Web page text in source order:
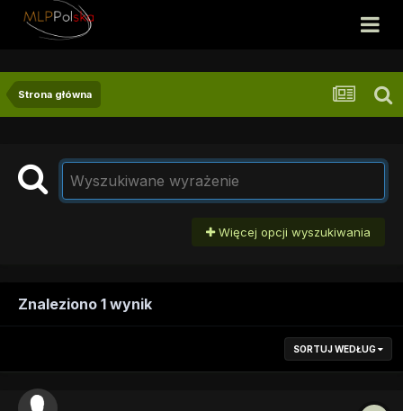
Strona główna
Więcej opcji wyszukiwania
Znaleziono 1 wynik
SORTUJ WEDŁUG